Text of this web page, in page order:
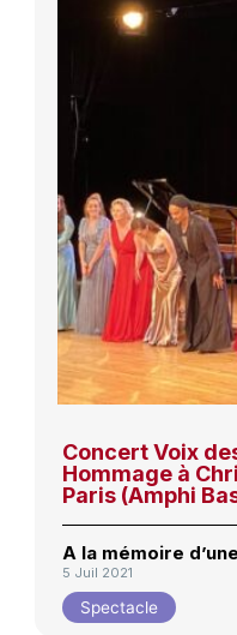
Concert Voix
Hommage à
Paris (Amphi
A la mémoire
5 Juil 2021
Spectacle